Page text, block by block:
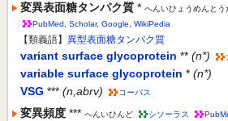
変異表面糖タンパク質 * へんいひょうめんとう
PubMed
Scholar, Google WikiPedia
【類義語】 異型表面糖タンパク質
variant surface glycoprotein ** (n*)
variable surface glycoprotein * (n*)
VSG *** (n,abrv) コーパス
変異頻度 *** へんいひんど シソーラス